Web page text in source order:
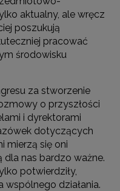
aktualny, ale wręcz
poszukują
pracować
środowisku
za stworzenie
o przyszłości
i dyrektorami
dotyczących
mierzą się oni
dla nas bardzo ważne.
potwierdziły,
wspólnego działania.